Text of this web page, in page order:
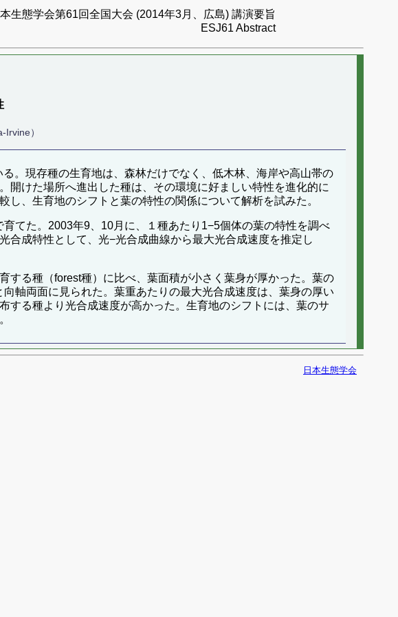
生態学会第61回全国大会 (2014年3月、広島) 講演要旨
ESJ61 Abstract
）
。現存種の生育地は、森林だけでなく、低木林、海岸や高山帯の
開けた場所へ進出した種は、その環境に好ましい特性を進化的に
、生育地のシフトと葉の特性の関係について解析を試みた。
てた。2003年9、10月に、１種あたり1−5個体の葉の特性を調べ
合成特性として、光−光合成曲線から最大光合成速度を推定し
する種（forest種）に比べ、葉面積が小さく葉身が厚かった。葉の
軸両面に見られた。葉重あたりの最大光合成速度は、葉身の厚い
する種より光合成速度が高かった。生育地のシフトには、葉のサ
日本生態学会